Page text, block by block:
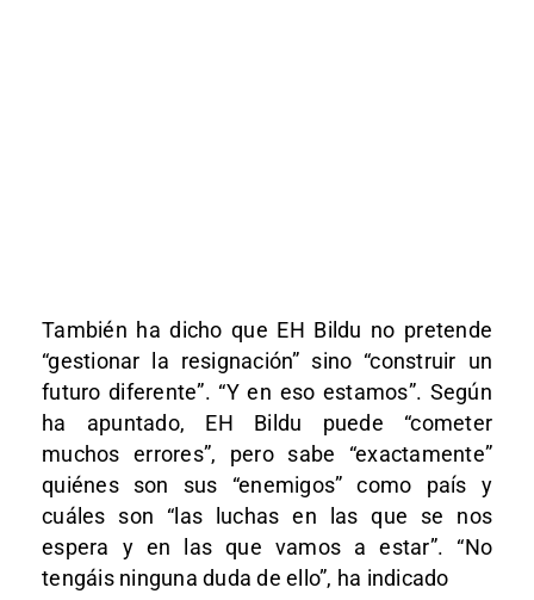
También ha dicho que EH Bildu no pretende
“gestionar la resignación” sino “construir un
futuro diferente”. “Y en eso estamos”. Según
ha apuntado, EH Bildu puede “cometer
muchos errores”, pero sabe “exactamente”
quiénes son sus “enemigos” como país y
cuáles son “las luchas en las que se nos
espera y en las que vamos a estar”. “No
tengáis ninguna duda de ello”, ha indicado